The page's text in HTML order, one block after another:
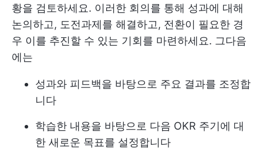
황을 검토하세요. 이러한 회의를 통해 성과에 대해
논의하고, 도전과제를 해결하고, 전환이 필요한 경
우 이를 추진할 수 있는 기회를 마련하세요. 그다음
에는
성과와 피드백을 바탕으로 주요 결과를 조정합
니다
학습한 내용을 바탕으로 다음 OKR 주기에 대
한 새로운 목표를 설정합니다